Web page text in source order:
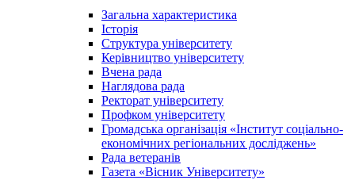
Загальна характеристика
Історія
Структура університету
Керівництво університету
Вчена рада
Наглядова рада
Ректорат університету
Профком університету
Громадська організація «Інститут соціально-
економічних регіональних досліджень»
Рада ветеранів
Газета «Вісник Університету»